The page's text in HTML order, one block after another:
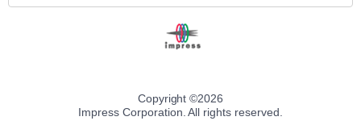
Copyright ©2026
Impress Corporation. All rights reserved.